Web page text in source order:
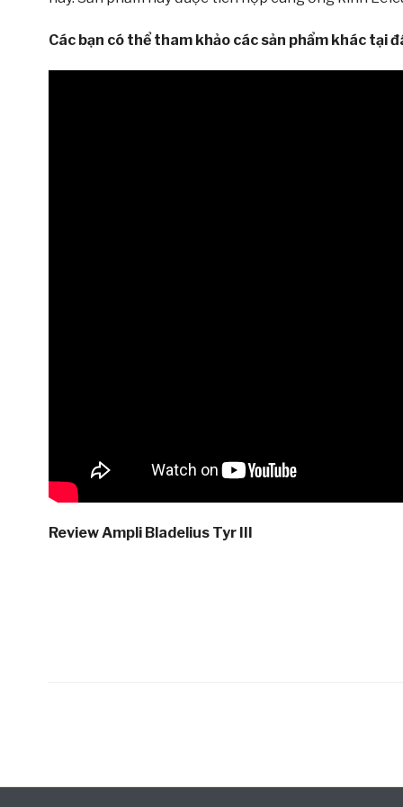
Các bạn có thể tham khảo các sản phẩm khác tại
Review Ampli Bladelius Tyr III